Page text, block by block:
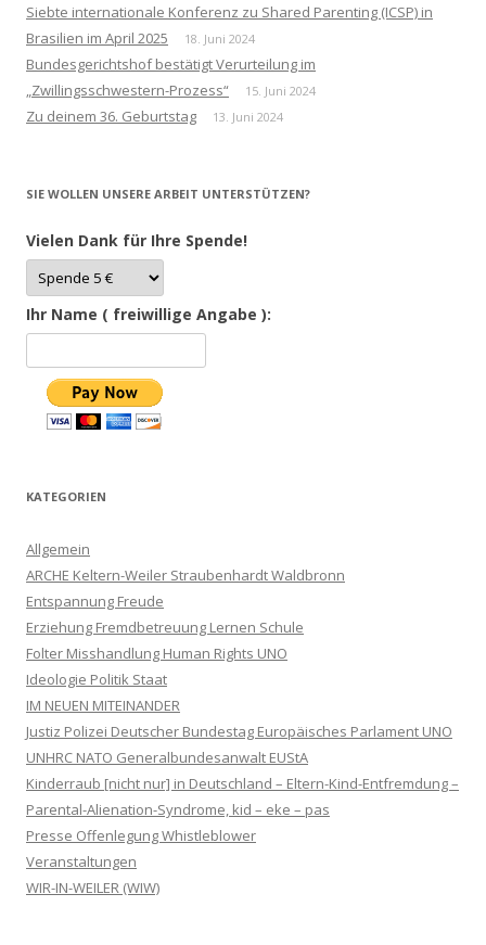
Siebte internationale Konferenz zu Shared Parenting (ICSP) in
Brasilien im April 2025
18. Juni 2024
Bundesgerichtshof bestätigt Verurteilung im
„Zwillingsschwestern-Prozess“
15. Juni 2024
Zu deinem 36. Geburtstag 13. Juni 2024
SIE WOLLEN UNSERE ARBEIT UNTERSTÜTZEN?
Vielen Dank für Ihre Spende!
Ihr Name ( freiwillige Angabe ):
KATEGORIEN
Allgemein
ARCHE Keltern-Weiler Straubenhardt Waldbronn
Entspannung Freude
Erziehung Fremdbetreuung Lernen Schule
Folter Misshandlung Human Rights UNO
Ideologie Politik Staat
IM NEUEN MITEINANDER
Justiz Polizei Deutscher Bundestag Europäisches Parlament UNO
UNHRC NATO Generalbundesanwalt EUStA
Kinderraub [nicht nur] in Deutschland – Eltern-Kind-Entfremdung –
Parental-Alienation-Syndrome, kid – eke – pas
Presse Offenlegung Whistleblower
Veranstaltungen
WIR-IN-WEILER (WIW)